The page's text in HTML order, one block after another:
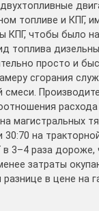
топливе и КПГ,
КПГ, чтобы было
топлива
просто и
сгорания
магистральных
30:70 на
3–4 раза дороже,
затраты
в цене на